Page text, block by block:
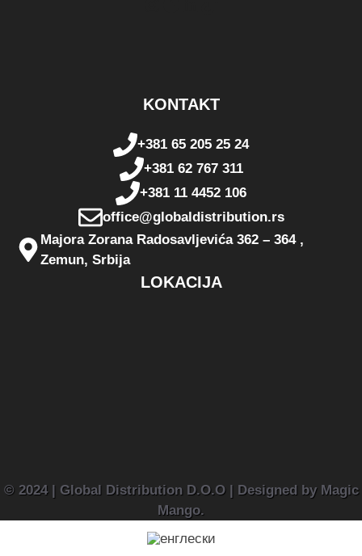
KONTAKT
+381 65 205 25 24
+381 62 767 311
+381 11 4452 106
office@globaldistribution.rs
Majora Zorana Radosavljevića 362 – 364 ,
Zemun, Srbija
LOKACIJA
© 2024 | Global Distribution D.O.O | Designed by Magic
Mango.